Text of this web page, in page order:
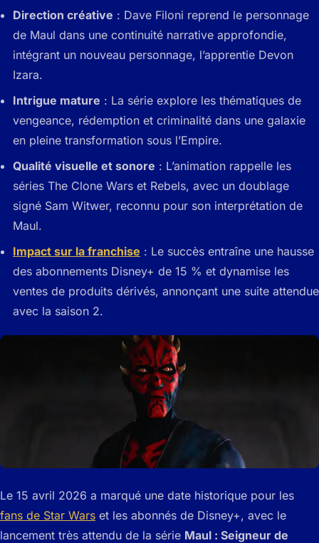
Direction créative : Dave Filoni reprend le personnage
de Maul dans une continuité narrative approfondie,
intégrant un nouveau personnage, l’apprentie Devon
Izara.
Intrigue mature : La série explore les thématiques de
vengeance, rédemption et criminalité dans une galaxie
en pleine transformation sous l’Empire.
Qualité visuelle et sonore : L’animation rappelle les
séries The Clone Wars et Rebels, avec un doublage
signé Sam Witwer, reconnu pour son interprétation de
Maul.
Impact sur la franchise : Le succès entraîne une hausse
des abonnements Disney+ de 15 % et dynamise les
ventes de produits dérivés, annonçant une suite attendue
avec la saison 2.
Le 15 avril 2026 a marqué une date historique pour les
fans de Star Wars et les abonnés de Disney+, avec le
lancement très attendu de la série Maul : Seigneur de